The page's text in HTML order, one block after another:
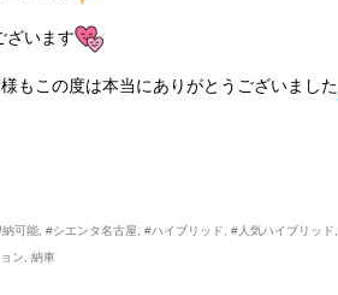
ざいます
もこの度は本当にありがとうございました
可能 #シエンタ名古屋 #ハイブリッド #人気ハイブリッド
ン 納車